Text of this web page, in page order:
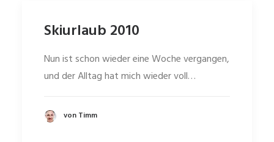
Skiurlaub 2010
Nun ist schon wieder eine Woche vergangen,
und der Alltag hat mich wieder voll…
von Timm